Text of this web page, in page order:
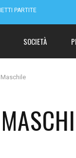
PARTITE
SOCIETÀ